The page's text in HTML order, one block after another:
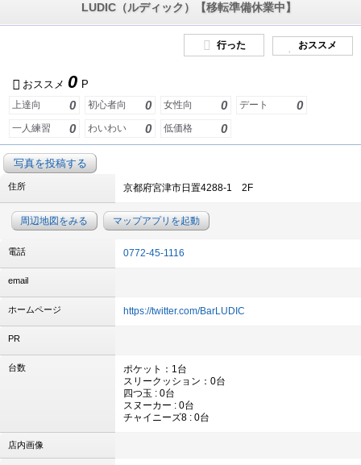
LUDIC（ルディック）【移転準備休業中】
行った おススメ
おススメ 0 P
上達向 0 初心者向 0 女性向 0 デート 0
一人練習 0 わいわい 0 低価格 0
写真を投稿する
住所 京都府宮津市日置4288-1 2F
周辺地図をみる マップアプリを起動
電話 0772-45-1116
email
ホームページ https://twitter.com/BarLUDIC
PR
台数
ポケット：1台
スリークッション：0台
四つ玉 : 0台
スヌーカー : 0台
チャイニーズ8 : 0台
店内画像